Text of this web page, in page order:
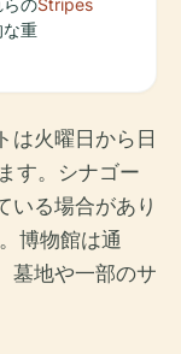
な重
は火曜日から日
す。シナゴー
いる場合があり
博物館は通
墓地や一部のサ